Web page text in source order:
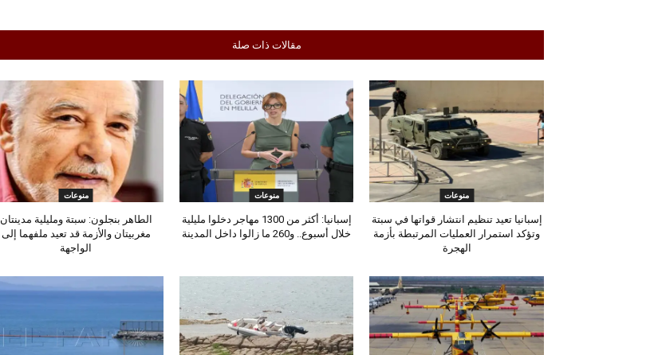
مقالات ذات صلة
منوعات
إسبانيا تعيد تنظيم انتشار قواتها في سبتة
وتؤكد استمرار العمليات المرتبطة بأزمة
الهجرة
منوعات
إسبانيا: أكثر من 1300 مهاجر دخلوا مليلية
خلال أسبوع.. و260 ما زالوا داخل المدينة
منوعات
الطاهر بنجلون: سبتة ومليلية مدينتان
مغربيتان والأزمة قد تعيد ملفهما إلى
الواجهة